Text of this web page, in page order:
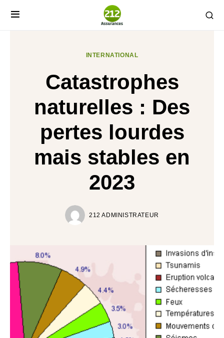
INTERNATIONAL
Catastrophes
naturelles : Des
pertes lourdes
mais stables en
2023
212 ADMINISTRATEUR